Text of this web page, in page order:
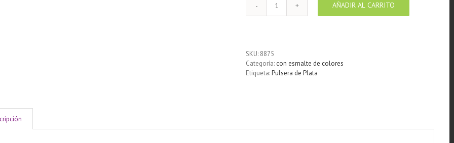
Pulsera
de
color
AÑADIR AL CARRITO
SKU: 8875
Categoría: con esmalte de colores
Etiqueta:Pulsera de Plata